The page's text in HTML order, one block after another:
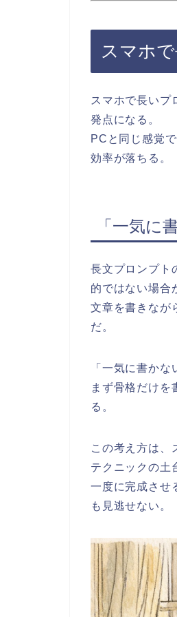
スマホ
スマホで長いプ
発点になる。
PCと同じ感覚
効率が落ちる。
「一気に
長文プロンプト
的ではない場合
文章を書きなが
だ。
「一気に書か
まず骨格だけを
る。
この考え方は、
テクニックの土
一度に完成させ
も見逃せない。